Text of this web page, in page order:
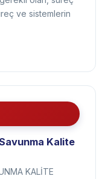
Kuruluşun
olan, süreç
ve sistemlerin
Kalite